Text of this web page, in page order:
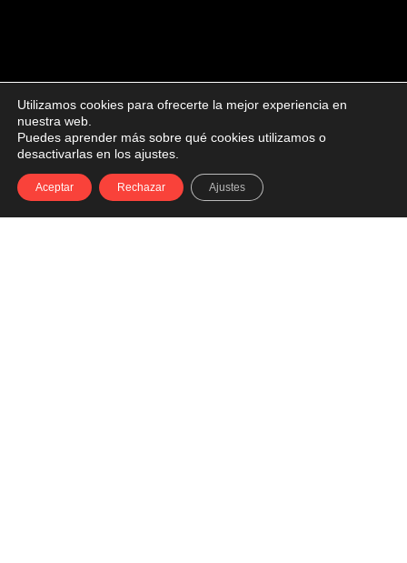
Utilizamos cookies para ofrecerte la mejor experiencia en
nuestra web.
Puedes aprender más sobre qué cookies utilizamos o
desactivarlas en los ajustes.
Aceptar Rechazar Ajustes